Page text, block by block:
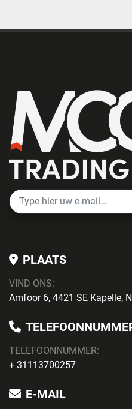
PLAATS
VIND ONS:
Amfoor 6, 4421 SE Kapelle,
TELEFOONNUMMER:
+ 31113700257
E-MAIL